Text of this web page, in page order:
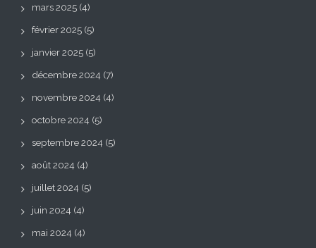
mars 2025 (4)
février 2025 (5)
janvier 2025 (5)
décembre 2024 (7)
novembre 2024 (4)
octobre 2024 (5)
septembre 2024 (5)
août 2024 (4)
juillet 2024 (5)
juin 2024 (4)
mai 2024 (4)